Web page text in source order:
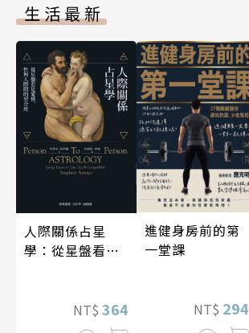
生活最新
人際關係占星
學：從星盤看見
NT$ 364
進健身房前的第
一堂課
NT$ 294